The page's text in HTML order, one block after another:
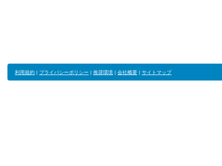
利用規約 | プライバシーポリシー | 推奨環境 | 会社概要 | サイトマップ